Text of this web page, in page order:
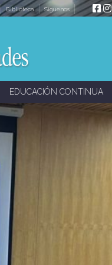
Biblioteca Síguenos
EDUCACIÓN CONTINUA